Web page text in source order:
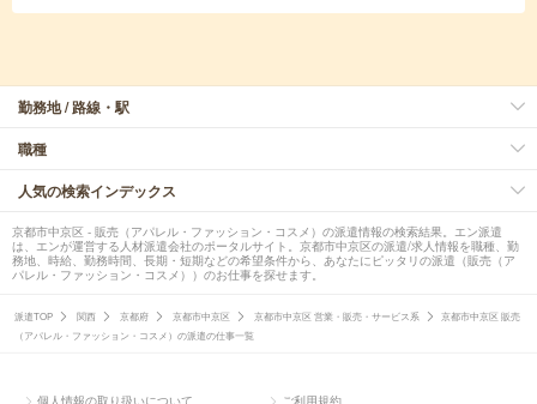
勤務地 / 路線・駅
職種
人気の検索インデックス
京都市中京区 - 販売（アパレル・ファッション・コスメ）の派遣情報の検索結果。エン派遣
は、エンが運営する人材派遣会社のポータルサイト。京都市中京区の派遣/求人情報を職種、勤
務地、時給、勤務時間、長期・短期などの希望条件から、あなたにピッタリの派遣（販売（ア
パレル・ファッション・コスメ））のお仕事を探せます。
派遣TOP 関西 京都府 京都市中京区 京都市中京区 営業・販売・サービス系
京都市中京区 販売
（アパレル・ファッション・コスメ）の派遣の仕事一覧
個人情報の取り扱いについて ご利用規約